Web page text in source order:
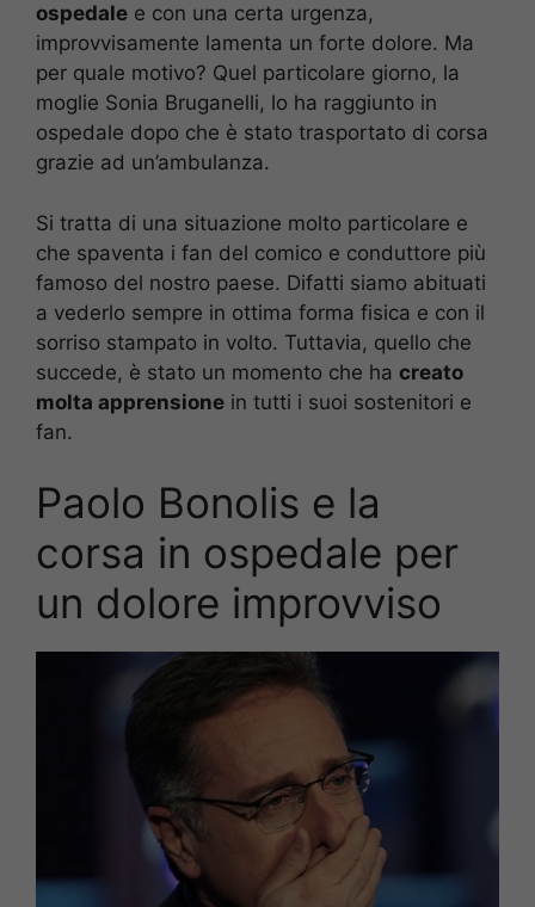
ospedale e con una certa urgenza,
improvvisamente lamenta un forte dolore. Ma
per quale motivo? Quel particolare giorno, la
moglie Sonia Bruganelli, lo ha raggiunto in
ospedale dopo che è stato trasportato di corsa
grazie ad un’ambulanza.
Si tratta di una situazione molto particolare e
che spaventa i fan del comico e conduttore più
famoso del nostro paese. Difatti siamo abituati
a vederlo sempre in ottima forma fisica e con il
sorriso stampato in volto. Tuttavia, quello che
succede, è stato un momento che ha creato
molta apprensione in tutti i suoi sostenitori e
fan.
Paolo Bonolis e la
corsa in ospedale per
un dolore improvviso